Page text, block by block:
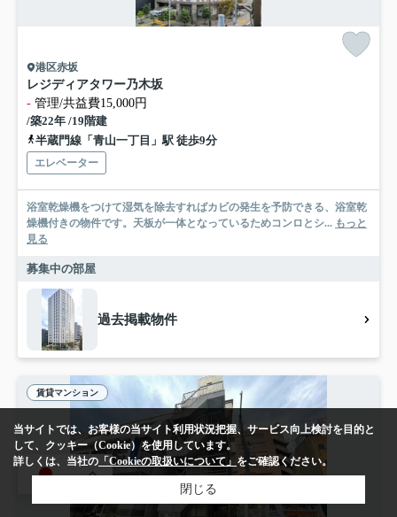
港区赤坂
レジディアタワー乃木坂
- 管理/共益費15,000円
/築22年 /19階建
半蔵門線「青山一丁目」駅 徒歩9分
エレベーター
浴室乾燥機をつけて湿気を除去すればカビの発生を予防できる、浴室乾
燥機付きの物件です。天板が一体となっているためコンロとシ... もっと
見る
募集中の部屋
過去掲載物件
賃貸マンション
JA
当サイトでは、お客様の当サイト利用状況把握、サービス向上検討を目的と
して、クッキー（Cookie）を使用しています。
詳しくは、当社の 「Cookieの取扱いについて」 をご確認ください。
閉じる